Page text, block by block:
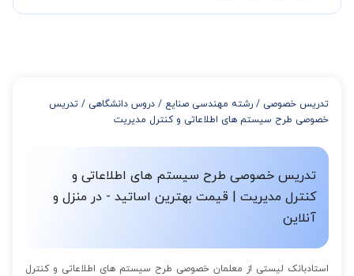
از 12 تا 15 جلسه: 7% تخفیف
از 16 تا 100 جلسه: 9% تخفیف
تدریس خصوصی / رشته مهندسی صنایع / دروس دانشگاهی / تدریس
خصوصی طرح سیستم های اطلاعاتی و کنترل مدیریت
تدریس خصوصی طرح سیستم های اطلاعاتی و
کنترل مدیریت | قیمت بهترین اساتید - در منزل و
آنلاین
استادبانک لیستی از معلمان خصوصی طرح سیستم های اطلاعاتی و کنترل